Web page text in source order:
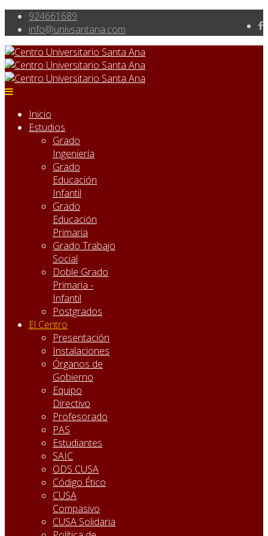
924661689
info@univsantana.com
Inicio
Estudios
Grado
Ingeniería
Grado
Educación
Infantil
Grado
Educación
Primaria
Grado Trabajo
Social
Doble Grado
Primaria -
Infantil
Postgrados
El Centro
Presentación
Instalaciones
Órganos de
Gobierno
Equipo
Directivo
Profesorado
PAS
Estudiantes
SAIC
ODS CUSA
Código Ético
CUSA
Compasivo
CUSA Solidaria